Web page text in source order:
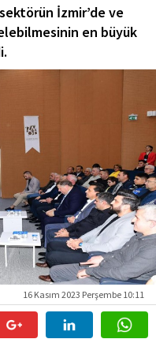
İzmir’de ve
en büyük
16 Kasım 2023 Perşembe 10:11